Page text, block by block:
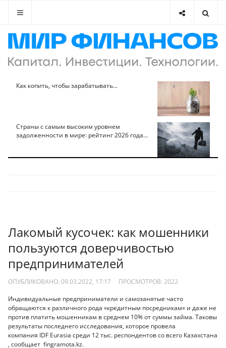
Как копить, чтобы зарабатывать...
Страны с самым высоким уровнем
задолженности в мире: рейтинг 2026 года...
Лакомый кусочек: как мошенники
пользуются доверчивостью
предпринимателей
ОПУБЛИКОВАНО: 09.03.2022, 17:17 ПРОСМОТРОВ: 2022
Индивидуальные предприниматели и самозанятые часто
обращаются к различного рода «кредитным посредникам» и даже не
против платить мошенникам в среднем 10% от суммы займа. Таковы
результаты последнего исследования, которое провела
компания IDF Eurasia среди 12 тыс. респондентов со всего Казахстана
, сообщает fingramota.kz.